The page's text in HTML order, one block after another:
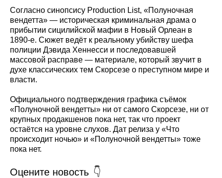
Согласно синопсису Production List, «Полуночная
вендетта» — историческая криминальная драма о
прибытии сицилийской мафии в Новый Орлеан в
1890‑е. Сюжет ведёт к реальному убийству шефа
полиции Дэвида Хеннесси и последовавшей
массовой расправе — материале, который звучит в
духе классических тем Скорсезе о преступном мире и
власти.
Официального подтверждения графика съёмок
«Полуночной вендетты» ни от самого Скорсезе, ни от
крупных продакшенов пока нет, так что проект
остаётся на уровне слухов. Дат релиза у «Что
происходит ночью» и «Полуночной вендетты» тоже
пока нет.
Оцените новость